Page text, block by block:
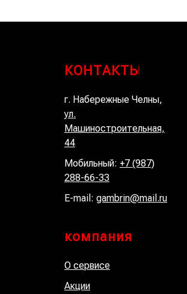
КОНТАКТЫ
г. Набережные Челны,
ул.
Машиностроительная,
44
Мобильный: +7 (987)
288-66-33
E-mail: gambrin@mail.ru
компания
О сервисе
Акции